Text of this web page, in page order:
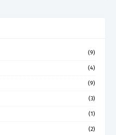
(9)
(4)
(9)
(3)
(1)
(2)